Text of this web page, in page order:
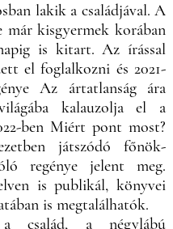
lakik a családjával. A
már kisgyermek korában
is kitart. Az írással
el foglalkozni és 2021-
Az ártatlanság ára
kalauzolja el a
ben Miért pont most?
játszódó főnök-
regénye jelent meg.
is publikál, könyvei
is megtalálhatók.
család, a négylábú